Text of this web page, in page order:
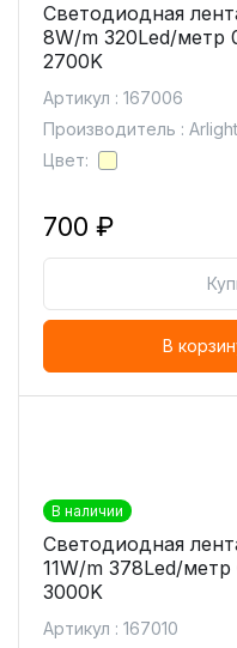
Светодиодная
8W/m 320Led/метр
2700K
Артикул : 167006
Производитель : Arlight
Цвет:
700 ₽
В
В наличии
Светодиодная
11W/m 378Led/
3000K
Артикул : 167010